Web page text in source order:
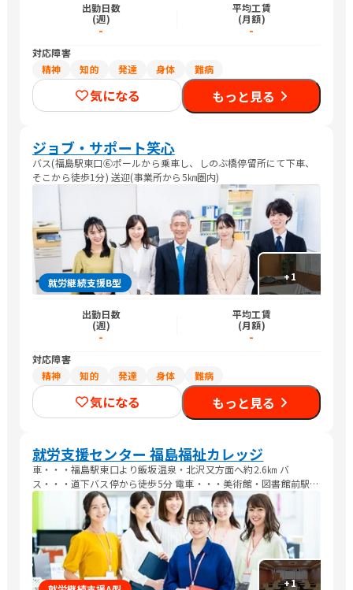
出勤日数
(週)
-
平均工賃
(月額)
-
対応障害
精神
知的 発達 身体 難病
気になる もっと見る
ジョブ・サポート笑心
バス(福島駅東口⑥ポールから乗車し、しのぶ橋停留所にて下車、
そこから徒歩1分) 送迎(事業所から5㎞圏内)
+1
就労継続支援B型
出勤日数
(週)
-
平均工賃
(月額)
-
対応障害
精神
知的 発達 身体 難病
気になる もっと見る
就労支援センター 福島福祉カレッジ
車・・・福島駅東口より飯坂温泉・北沢又方面へ約2.6㎞ バ
ス・・・道下バス停から徒歩5分 電車・・・美術館・図書館前駅か
ら徒歩約10分 岩代清水駅から徒歩約10分
+1